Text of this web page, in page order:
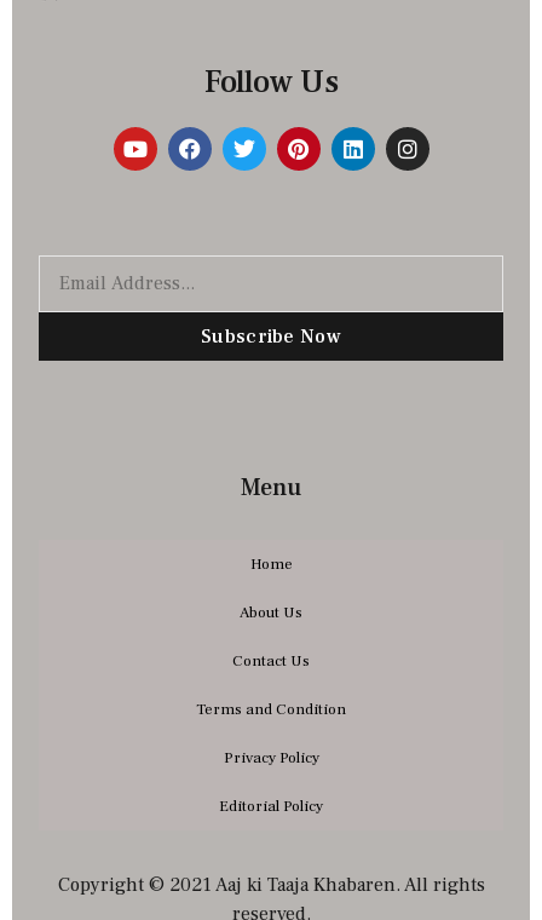
Follow Us
Subscribe Now
Menu
Home
About Us
Contact Us
Terms and Condition
Privacy Policy
Editorial Policy
Copyright © 2021 Aaj ki Taaja Khabaren. All rights
reserved.